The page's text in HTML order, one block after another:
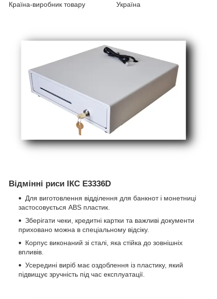
Країна-виробник товару Україна
Відмінні риси ІКС E3336D
Для виготовлення відділення для банкнот і монетниці
застосовується ABS пластик.
Зберігати чеки, кредитні картки та важливі документи
приховано можна в спеціальному відсіку.
Корпус виконаний зі сталі, яка стійка до зовнішніх
впливів.
Усередині виріб має оздоблення із пластику, який
підвищує зручність під час експлуатації.